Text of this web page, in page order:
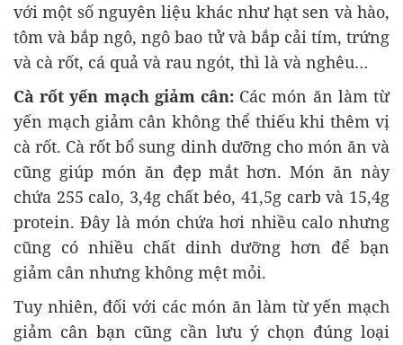
với một số nguyên liệu khác như hạt sen và hào,
tôm và bắp ngô, ngô bao tử và bắp cải tím, trứng
và cà rốt, cá quả và rau ngót, thì là và nghêu…
Cà rốt yến mạch giảm cân: Các món ăn làm từ
yến mạch giảm cân không thể thiếu khi thêm vị
cà rốt. Cà rốt bổ sung dinh dưỡng cho món ăn và
cũng giúp món ăn đẹp mắt hơn. Món ăn này
chứa 255 calo, 3,4g chất béo, 41,5g carb và 15,4g
protein. Đây là món chứa hơi nhiều calo nhưng
cũng có nhiều chất dinh dưỡng hơn để bạn
giảm cân nhưng không mệt mỏi.
Tuy nhiên, đối với các món ăn làm từ yến mạch
giảm cân bạn cũng cần lưu ý chọn đúng loại